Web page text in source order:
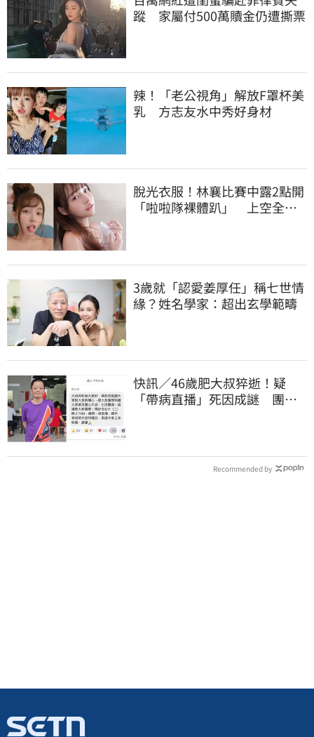
蹤 家屬付500萬贖金仍遭撕票
辣！「老公視角」解放F罩杯美
乳 方志友水中秀好身材
脫光衣服！林襄比賽中露2點開
「啦啦隊裸體趴」 上空全裸
3歲就「認愛姜厚任」稱七世情
緣？姓名學家：超出玄學範疇
快訊／46歲肥大叔猝逝！疑
「帶病直播」死因成謎 團隊
Recommended by